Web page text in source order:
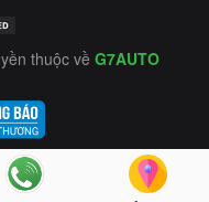
thuộc về G7AUTO